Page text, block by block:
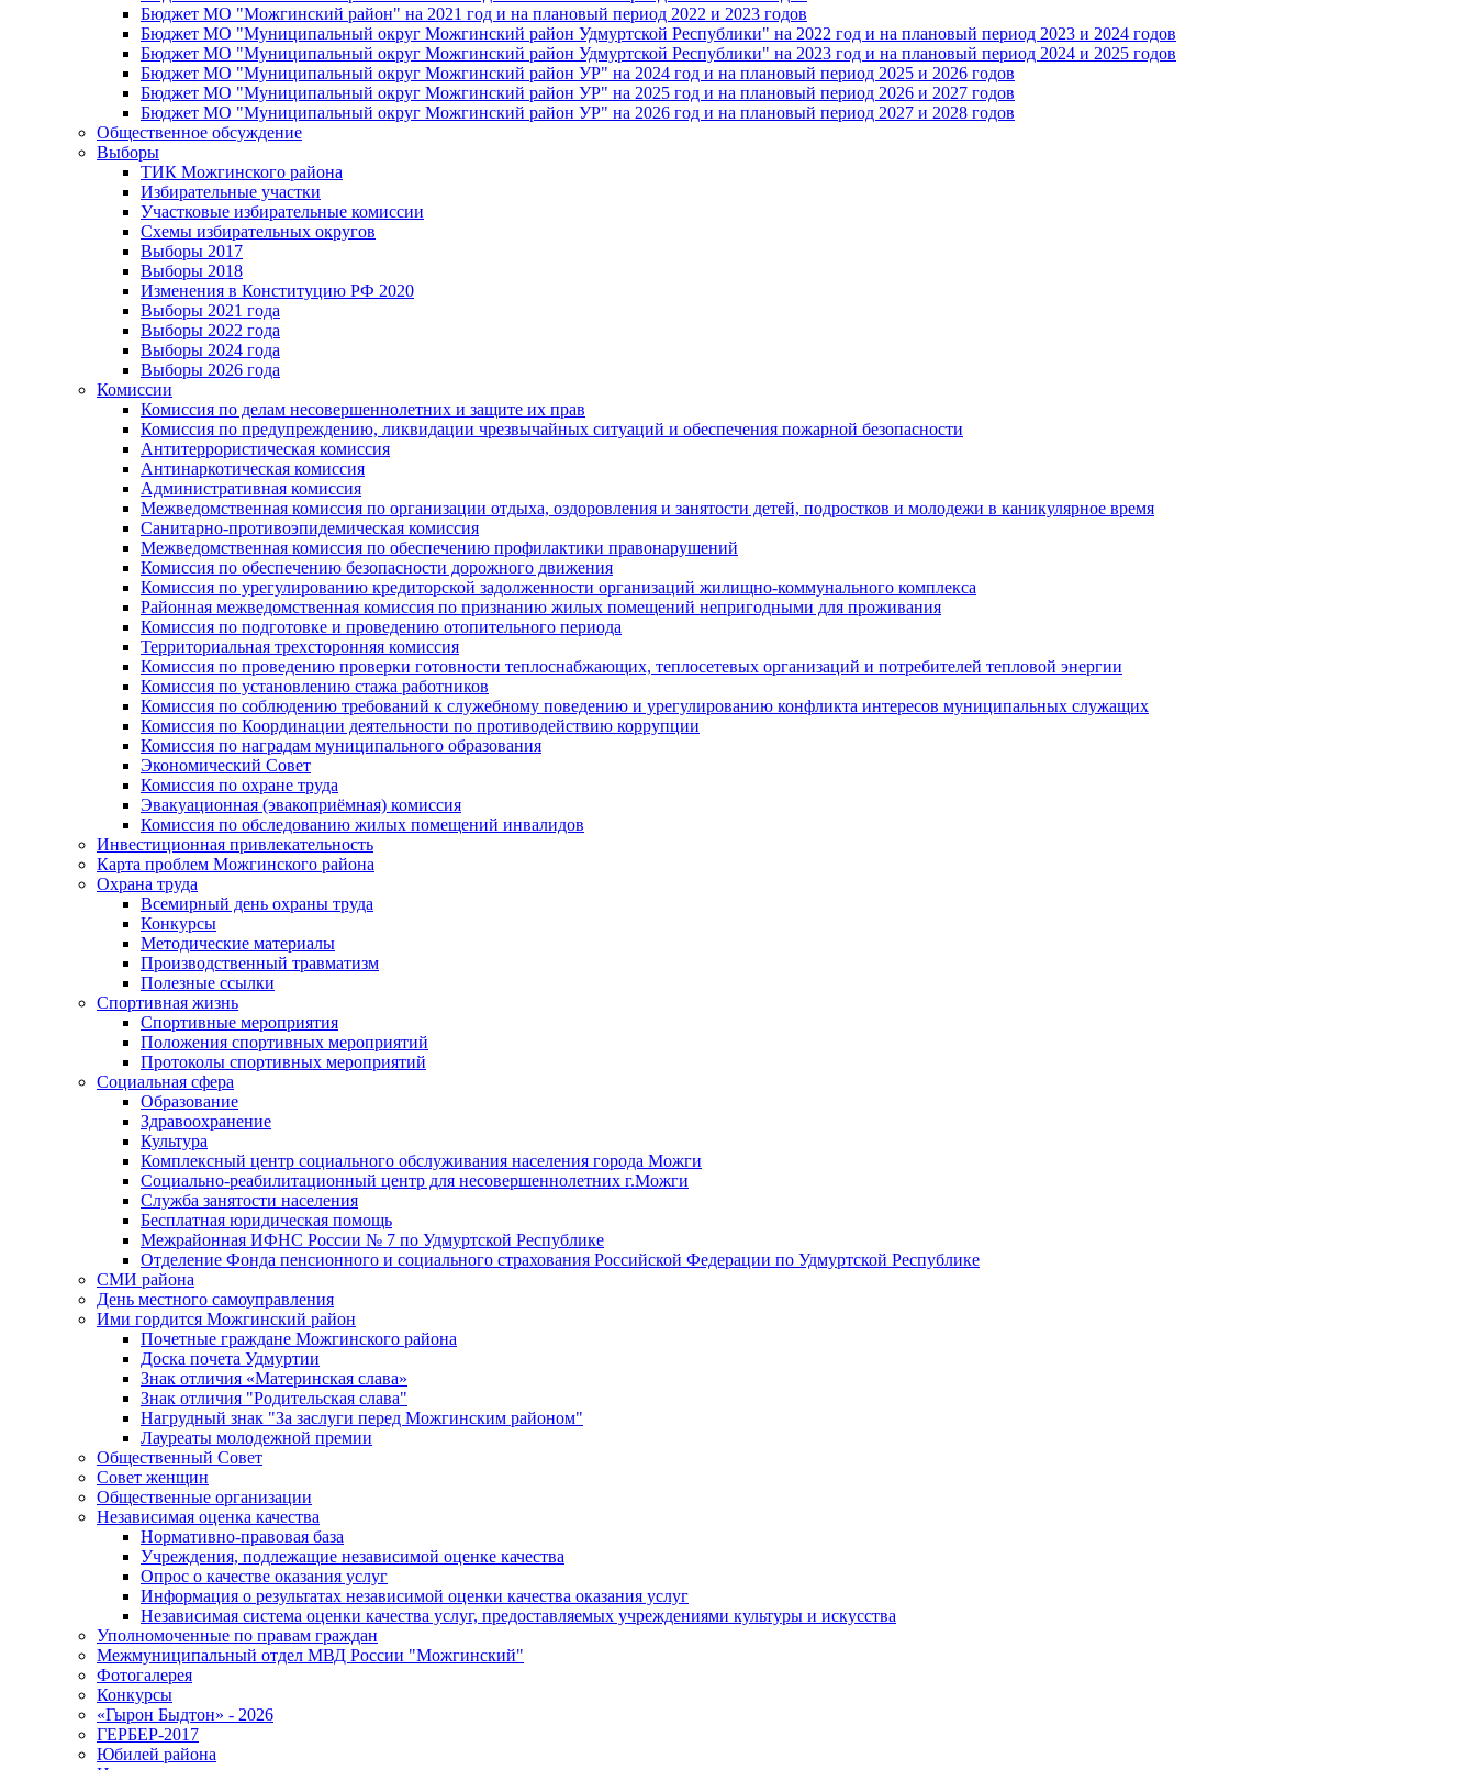
Бюджет МО "Можгинский район" на 2021 год и на плановый период 2022 и 2023 годов
Бюджет МО "Муниципальный округ Можгинский район Удмуртской Республики" на 2022 год и на плановый период 2023 и 2024 годов
Бюджет МО "Муниципальный округ Можгинский район Удмуртской Республики" на 2023 год и на плановый период 2024 и 2025 годов
Бюджет МО "Муниципальный округ Можгинский район УР" на 2024 год и на плановый период 2025 и 2026 годов
Бюджет МО "Муниципальный округ Можгинский район УР" на 2025 год и на плановый период 2026 и 2027 годов
Бюджет МО "Муниципальный округ Можгинский район УР" на 2026 год и на плановый период 2027 и 2028 годов
Общественное обсуждение
Выборы
ТИК Можгинского района
Избирательные участки
Участковые избирательные комиссии
Схемы избирательных округов
Выборы 2017
Выборы 2018
Изменения в Конституцию РФ 2020
Выборы 2021 года
Выборы 2022 года
Выборы 2024 года
Выборы 2026 года
Комиссии
Комиссия по делам несовершеннолетних и защите их прав
Комиссия по предупреждению, ликвидации чрезвычайных ситуаций и обеспечения пожарной безопасности
Антитеррористическая комиссия
Антинаркотическая комиссия
Административная комиссия
Межведомственная комиссия по организации отдыха, оздоровления и занятости детей, подростков и молодежи в каникулярное время
Санитарно-противоэпидемическая комиссия
Межведомственная комиссия по обеспечению профилактики правонарушений
Комиссия по обеспечению безопасности дорожного движения
Комиссия по урегулированию кредиторской задолженности организаций жилищно-коммунального комплекса
Районная межведомственная комиссия по признанию жилых помещений непригодными для проживания
Комиссия по подготовке и проведению отопительного периода
Территориальная трехсторонняя комиссия
Комиссия по проведению проверки готовности теплоснабжающих, теплосетевых организаций и потребителей тепловой энергии
Комиссия по установлению стажа работников
Комиссия по соблюдению требований к служебному поведению и урегулированию конфликта интересов муниципальных служащих
Комиссия по Координации деятельности по противодействию коррупции
Комиссия по наградам муниципального образования
Экономический Совет
Комиссия по охране труда
Эвакуационная (эвакоприёмная) комиссия
Комиссия по обследованию жилых помещений инвалидов
Инвестиционная привлекательность
Карта проблем Можгинского района
Охрана труда
Всемирный день охраны труда
Конкурсы
Методические материалы
Производственный травматизм
Полезные ссылки
Спортивная жизнь
Спортивные мероприятия
Положения спортивных мероприятий
Протоколы спортивных мероприятий
Социальная сфера
Образование
Здравоохранение
Культура
Комплексный центр социального обслуживания населения города Можги
Социально-реабилитационный центр для несовершеннолетних г.Можги
Служба занятости населения
Бесплатная юридическая помощь
Межрайонная ИФНС России № 7 по Удмуртской Республике
Отделение Фонда пенсионного и социального страхования Российской Федерации по Удмуртской Республике
СМИ района
День местного самоуправления
Ими гордится Можгинский район
Почетные граждане Можгинского района
Доска почета Удмуртии
Знак отличия «Материнская слава»
Знак отличия "Родительская слава"
Нагрудный знак "За заслуги перед Можгинским районом"
Лауреаты молодежной премии
Общественный Совет
Совет женщин
Общественные организации
Независимая оценка качества
Нормативно-правовая база
Учреждения, подлежащие независимой оценке качества
Опрос о качестве оказания услуг
Информация о результатах независимой оценки качества оказания услуг
Независимая система оценки качества услуг, предоставляемых учреждениями культуры и искусства
Уполномоченные по правам граждан
Межмуниципальный отдел МВД России "Можгинский"
Фотогалерея
Конкурсы
«Гырон Быдтон» - 2026
ГЕРБЕР-2017
Юбилей района